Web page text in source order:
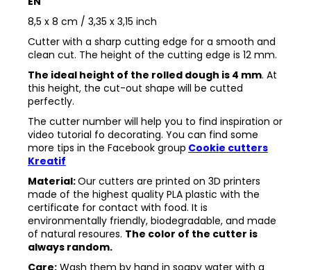
8,5 x 8 cm / 3,35 x 3,15 inch
Cutter with a sharp cutting edge for a smooth and
clean cut. The height of the cutting edge is 12 mm.
The ideal height of the rolled dough is 4 mm. At
this height, the cut-out shape will be cutted
perfectly.
The cutter number will help you to find inspiration or
video tutorial fo decorating. You can find some
more tips in the Facebook group Cookie cutters
Kreatif
Material:Our cutters are printed on 3D printers
made of the highest quality PLA plastic with the
certificate for contact with food. It is
environmentally friendly, biodegradable, and made
of natural resoures. The color of the cutter is
always random.
Care: Wash them by hand in soapy water with a